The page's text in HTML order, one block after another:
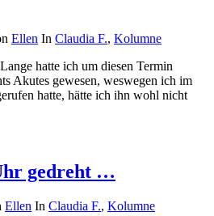
Ellen In Claudia F., Kolumne
hatte ich um diesen Termin
Akutes gewesen, weswegen ich im
hatte, hätte ich ihn wohl nicht
gedreht …
Ellen In Claudia F., Kolumne